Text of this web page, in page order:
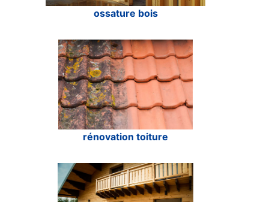
ossature bois
rénovation toiture